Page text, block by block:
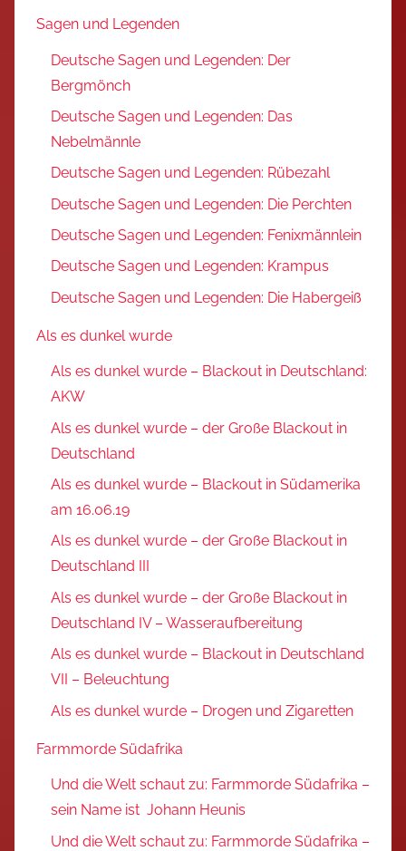
Sagen und Legenden
Deutsche Sagen und Legenden: Der
Bergmönch
Deutsche Sagen und Legenden: Das
Nebelmännle
Deutsche Sagen und Legenden: Rübezahl
Deutsche Sagen und Legenden: Die Perchten
Deutsche Sagen und Legenden: Fenixmännlein
Deutsche Sagen und Legenden: Krampus
Deutsche Sagen und Legenden: Die Habergeiß
Als es dunkel wurde
Als es dunkel wurde – Blackout in Deutschland:
AKW
Als es dunkel wurde – der Große Blackout in
Deutschland
Als es dunkel wurde – Blackout in Südamerika
am 16.06.19
Als es dunkel wurde – der Große Blackout in
Deutschland III
Als es dunkel wurde – der Große Blackout in
Deutschland IV – Wasseraufbereitung
Als es dunkel wurde – Blackout in Deutschland
VII – Beleuchtung
Als es dunkel wurde – Drogen und Zigaretten
Farmmorde Südafrika
Und die Welt schaut zu: Farmmorde Südafrika –
sein Name ist Johann Heunis
Und die Welt schaut zu: Farmmorde Südafrika –